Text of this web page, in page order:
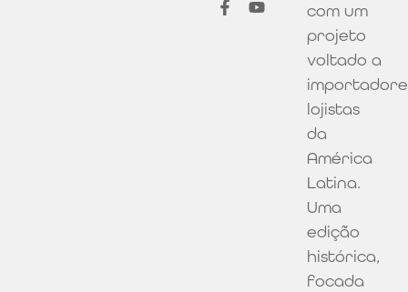
com um
projeto
voltado a
lojistas
da
América
Latina.
Uma
edição
histórica,
focada